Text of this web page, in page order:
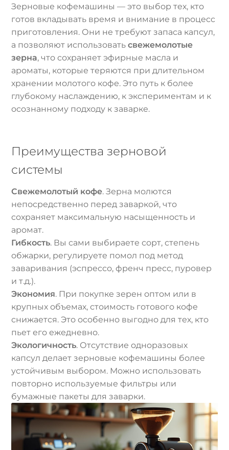
Зерновые кофемашины — это выбор тех, кто
готов вкладывать время и внимание в процесс
приготовления. Они не требуют запаса капсул,
а позволяют использоватьсвежемолотые
зерна, что сохраняет эфирные масла и
ароматы, которые теряются при длительном
хранении молотого кофе. Это путь к более
глубокому наслаждению, к экспериментам и к
осознанному подходу к заварке.
Преимущества зерновой
системы
Свежемолотый кофе. Зерна молются
непосредственно перед заваркой, что
сохраняет максимальную насыщенность и
аромат.
Гибкость. Вы сами выбираете сорт, степень
обжарки, регулируете помол под метод
заваривания (эспрессо, френч пресс, пуровер
и т.д.).
Экономия. При покупке зерен оптом или в
крупных объемах, стоимость готового кофе
снижается. Это особенно выгодно для тех, кто
пьет его ежедневно.
Экологичность. Отсутствие одноразовых
капсул делает зерновые кофемашины более
устойчивым выбором. Можно использовать
повторно используемые фильтры или
бумажные пакеты для заварки.